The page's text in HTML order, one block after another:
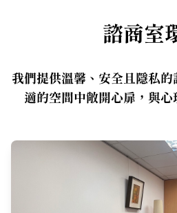
諮商室
我們提供溫馨、安全且隱私
適的空間中敞開心扉，與心